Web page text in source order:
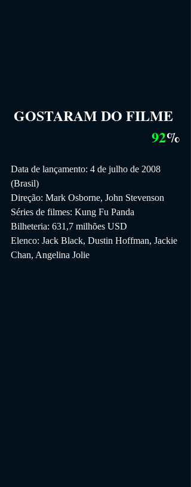
GOSTARAM DO FILME
92%
Data de lançamento: 4 de julho de 2008
(Brasil)
Direção: Mark Osborne, John Stevenson
Séries de filmes: Kung Fu Panda
Bilheteria: 631,7 milhões USD
Elenco: Jack Black, Dustin Hoffman, Jackie
Chan, Angelina Jolie